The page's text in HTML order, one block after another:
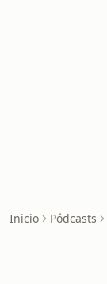
Inicio Pódcasts